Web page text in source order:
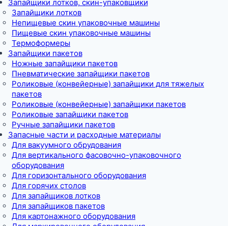
Запайщики лотков, скин-упаковщики
Запайщики лотков
Непищевые скин упаковочные машины
Пищевые скин упаковочные машины
Термоформеры
Запайщики пакетов
Ножные запайщики пакетов
Пневматические запайщики пакетов
Роликовые (конвейерные) запайщики для тяжелых
пакетов
Роликовые (конвейерные) запайщики пакетов
Роликовые запайщики пакетов
Ручные запайщики пакетов
Запасные части и расходные материалы
Для вакуумного обрудования
Для вертикального фасовочно-упаковочного
оборудования
Для горизонтального оборудования
Для горячих столов
Для запайщиков лотков
Для запайщиков пакетов
Для картонажного оборудования